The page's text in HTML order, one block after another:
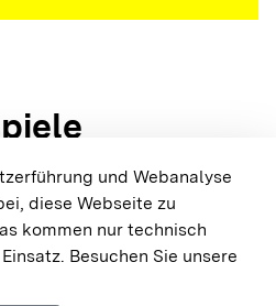
{{{body}}}
und Webanalyse
diese Webseite zu
kommen nur technisch
Besuchen Sie unsere